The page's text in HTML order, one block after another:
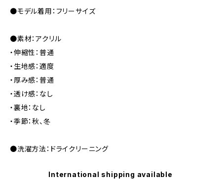
●モデル着用：フリーサイズ
●素材：アクリル
・伸縮性：普通
・生地感：適度
・厚み感：普通
・透け感：なし
・裏地：なし
・季節：秋、冬
●洗濯方法：ドライクリーニング
International shipping available